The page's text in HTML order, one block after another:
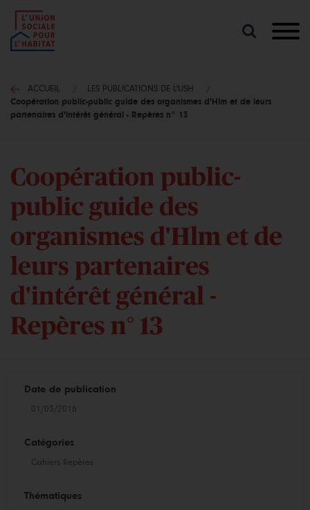
Lancer
ACCUEIL
LES PUBLICATIONS DE L'USH
Coopération public-public guide des organismes d'Hlm et de leurs
partenaires d'intérêt général - Repères n° 13
Coopération public-
public guide des
organismes d'Hlm et de
leurs partenaires
d'intérêt général -
Repères n° 13
Date de publication
01/03/2016
Catégories
Cahiers Repères
Thématiques